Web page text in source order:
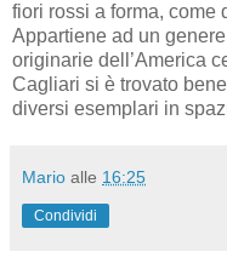
fiori rossi a forma, come
Appartiene ad un
originarie dell’America
Cagliari si è trovato
diversi esemplari in
Mario alle 16:25
Condividi